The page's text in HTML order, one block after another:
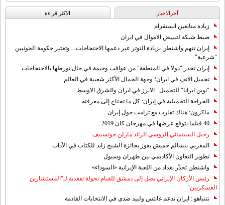
آخرالاخبار الاکثر قراءة
زيادة متابعين انستقرام
ضبط شبكة لتبييض الاموال في ايران
إيران تتهم واشنطن بزيادة التوتر عبر دعمها الاحتجاجات... وتعتبر حكومة الحوثيين
"شرعية"
إيران تحذر "دولا في المنطقة" من عواقب وخيمة في حال تورطها بالاحتجاجات
تجميل الانف في ايران؛ وجهة الجمال الأكثر شعبية في العالم
"نوين ايرانا" للتجميل ..الابرز في ايران والشرق الاوسط
الجراحة التجميلية في إيران: كل ما تحتاج إلى معرفته
ماكرون: هناك تقارب مع ترامب حول إيران
40 فيلما يتوقع عرضها في مهرجان كان 2019
رحيل السينمائي الروسي الرائد مارلن خوتسييف
المغربي بنسالم حميش يفوز بجائزة الشيخ زايد للكتاب في الآداب
تطوير التعاون الأكاديمي بين طهران وسيول
واشنطن تحذّر بغداد من اللعبة الإيرانية «السوداء»
رئيس الأركان الإيراني يصل إلى دمشق للقيام بجولة تفقدية لـ"المستشارين
العسكريين"
نتنياهو : ايران تدعم غانتس ولبيد ضدي في الانتخابات القادمة